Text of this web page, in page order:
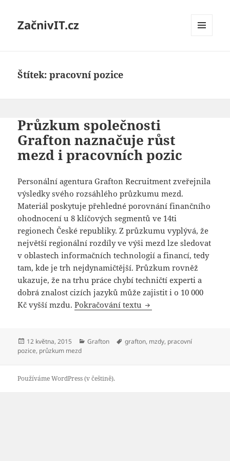
ZačnivIT.cz
Štítek:pracovní pozice
Průzkum společnosti
Grafton naznačuje růst
mezd i pracovních pozic
Personální agentura Grafton Recruitment zveřejnila
výsledky svého rozsáhlého průzkumu mezd.
Materiál poskytuje přehledné porovnání finančního
ohodnocení u 8 klíčových segmentů ve 14ti
regionech České republiky. Z průzkumu vyplývá, že
největší regionální rozdíly ve výši mezd lze sledovat
v oblastech informačních technologií a financí, tedy
tam, kde je trh nejdynamičtější. Průzkum rovněž
ukazuje, že na trhu práce chybí techničtí experti a
dobrá znalost cizích jazyků může zajistit i o 10 000
Kč vyšší mzdu.Pokračování textu Průzkum společnosti
Publikováno:
12 května, 2015 Rubriky:
Grafton Štítky:
grafton, mzdy, pracovní
pozice, průzkum mezd
Používáme WordPress (v češtině).